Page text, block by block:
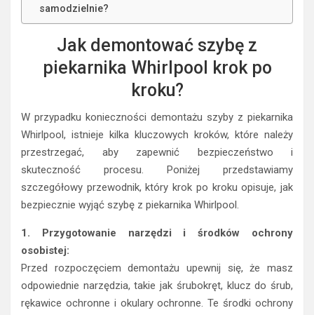
samodzielnie?
Jak demontować szybę z
piekarnika Whirlpool krok po
kroku?
W przypadku konieczności demontażu szyby z piekarnika
Whirlpool, istnieje kilka kluczowych kroków, które należy
przestrzegać, aby zapewnić bezpieczeństwo i
skuteczność procesu. Poniżej przedstawiamy
szczegółowy przewodnik, który krok po kroku opisuje, jak
bezpiecznie wyjąć szybę z piekarnika Whirlpool.
1. Przygotowanie narzędzi i środków ochrony
osobistej:
Przed rozpoczęciem demontażu upewnij się, że masz
odpowiednie narzędzia, takie jak śrubokręt, klucz do śrub,
rękawice ochronne i okulary ochronne. Te środki ochrony